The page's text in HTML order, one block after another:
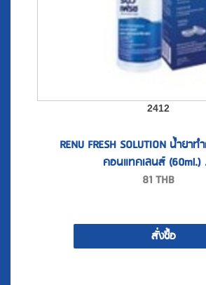
2412
RENU FRESH SOLUTION น้ำยา
คอนแทคเลนส์ (60ml.)
81THB
สั่งซื้อ